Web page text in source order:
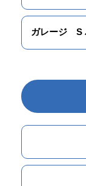
ガレージ S